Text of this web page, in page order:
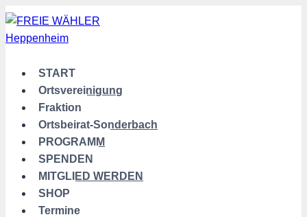
Zum
springen
START
Ortsvereinigung
Fraktion
Ortsbeirat-Sonderbach
PROGRAMM
SPENDEN
MITGLIED WERDEN
SHOP
Termine